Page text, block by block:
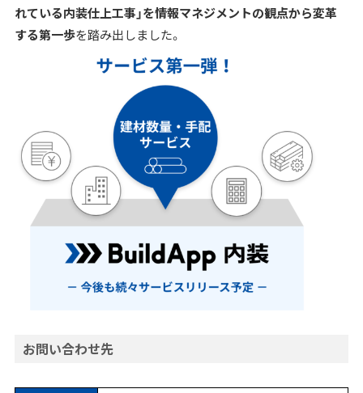
れている内装仕上工事」を情報マネジメントの観点から変革
する第一歩を踏み出しました。
お問い合わせ先